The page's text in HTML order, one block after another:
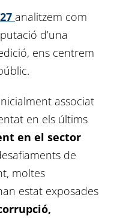
analitzem com
d’una
ens centrem
associat
en els últims
en el sector
de
moltes
estat exposades